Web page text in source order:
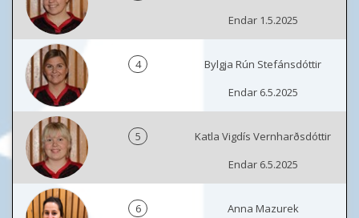
Endar 1.5.2025
4
Bylgja Rún Stefánsdóttir
Endar 6.5.2025
5
Katla Vigdís Vernharðsdóttir
Endar 6.5.2025
6
Anna Mazurek